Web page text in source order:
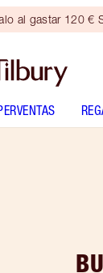
al gastar 120 €